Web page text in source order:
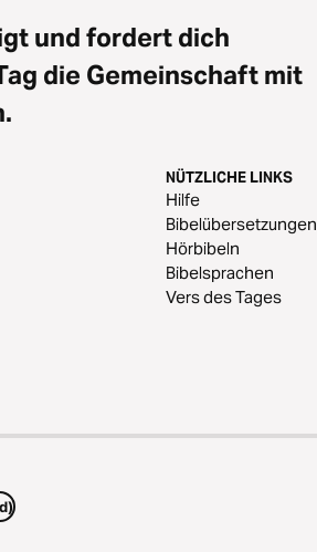
und fordert dich
die Gemeinschaft mit
NÜTZLICHE LINKS
Hilfe
Bibelübersetzungen
Hörbibeln
Bibelsprachen
Vers des Tages